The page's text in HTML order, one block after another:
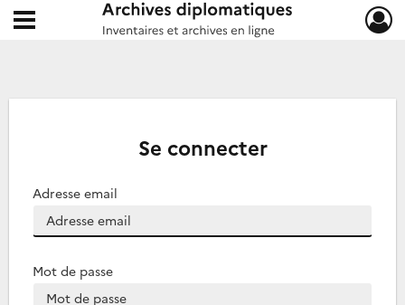
Archives diplomatiques
Ouvrir le menu déroulant
Se connecter
Adresse email
Mot de passe